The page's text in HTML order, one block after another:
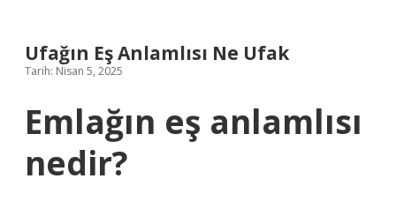
Ufağın Eş Anlamlısı Ne Ufak
Tarih: Nisan 5, 2025
Emlağın eş anlamlısı
nedir?